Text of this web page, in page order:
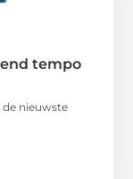
tempo
nieuwste